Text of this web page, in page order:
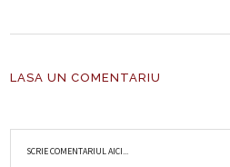
LASA UN COMENTARIU